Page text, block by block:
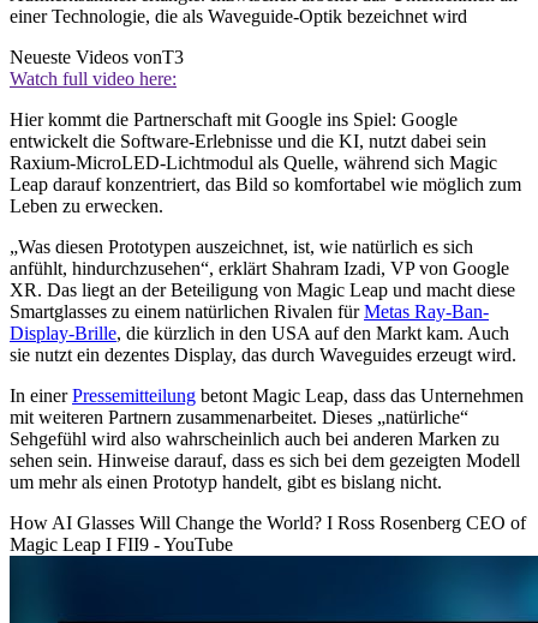
einer Technologie, die als Waveguide-Optik bezeichnet wird
Neueste Videos vonT3
Watch full video here:
Hier kommt die Partnerschaft mit Google ins Spiel: Google
entwickelt die Software-Erlebnisse und die KI, nutzt dabei sein
Raxium-MicroLED-Lichtmodul als Quelle, während sich Magic
Leap darauf konzentriert, das Bild so komfortabel wie möglich zum
Leben zu erwecken.
„Was diesen Prototypen auszeichnet, ist, wie natürlich es sich
anfühlt, hindurchzusehen“, erklärt Shahram Izadi, VP von Google
XR. Das liegt an der Beteiligung von Magic Leap und macht diese
Smartglasses zu einem natürlichen Rivalen fürMetas Ray-Ban-
Display-Brille, die kürzlich in den USA auf den Markt kam. Auch
sie nutzt ein dezentes Display, das durch Waveguides erzeugt wird.
In einerPressemitteilung betont Magic Leap, dass das Unternehmen
mit weiteren Partnern zusammenarbeitet. Dieses „natürliche“
Sehgefühl wird also wahrscheinlich auch bei anderen Marken zu
sehen sein. Hinweise darauf, dass es sich bei dem gezeigten Modell
um mehr als einen Prototyp handelt, gibt es bislang nicht.
How AI Glasses Will Change the World? I Ross Rosenberg CEO of
Magic Leap I FII9 - YouTube